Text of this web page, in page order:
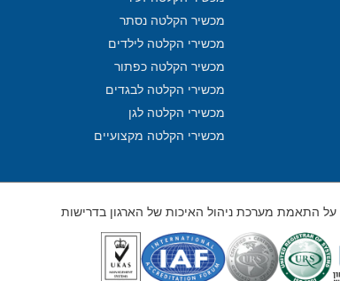
מכשיר הקלטה נסתר
מכשירי הקלטה לילדים
מכשיר הקלטה כפתור
מכשירי הקלטה לבגדים
מכשירי הקלטה לגן
מכשירי הקלטה מקצועיים